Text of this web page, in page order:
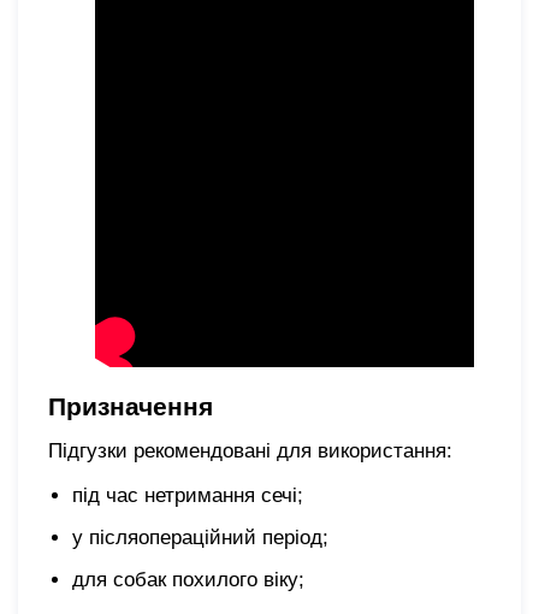
Призначення
Підгузки рекомендовані для використання:
під час нетримання сечі;
у післяопераційний період;
для собак похилого віку;